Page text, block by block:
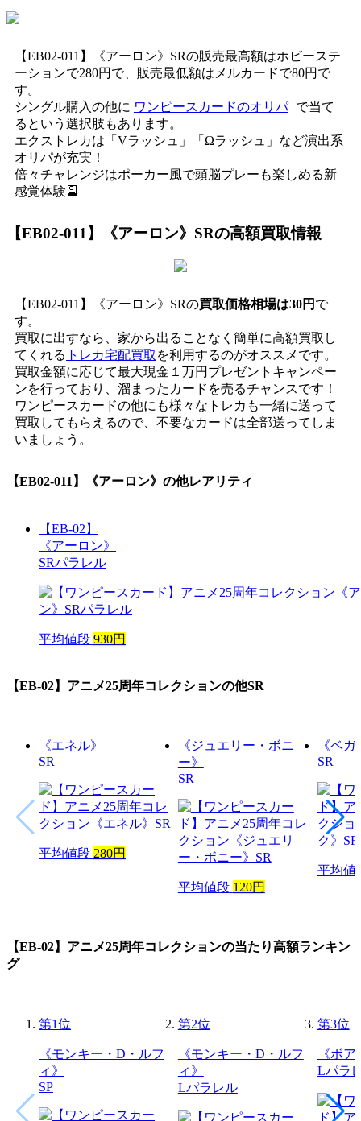
【EB02-011】《アーロン》SRの販売最高額はホビーステ
ーションで280円で、販売最低額はメルカードで80円で
す。
シングル購入の他に ワンピースカードのオリパ で当て
るという選択肢もあります。
エクストレカは「Vラッシュ」「Ωラッシュ」など演出系
オリパが充実！
倍々チャレンジはポーカー風で頭脳プレーも楽しめる新
感覚体験🎴
【EB02-011】《アーロン》SRの高額買取情報
【EB02-011】《アーロン》SRの買取価格相場は30円 で
す。
買取に出すなら、家から出ることなく簡単に高額買取し
てくれる トレカ宅配買取 を利用するのがオススメです。
買取金額に応じて最大現金１万円プレゼントキャンペー
ンを行っており、溜まったカードを売るチャンスです！
ワンピースカードの他にも様々なトレカも一緒に送って
買取してもらえるので、不要なカードは全部送ってしま
いましょう。
【EB02-011】《アーロン》 の他レアリティ
【EB-02】
《アーロン》
SRパラレル
平均値段 930円
【EB-02】アニメ25周年コレクションの他SR
《エネル》
SR
平均値段 280円
《ジュエリー・ボニ
ー》
SR
平均値段 120円
《ベ
SR
平均値
【EB-02】アニメ25周年コレクションの当たり高額ランキン
グ
第1位
《モンキー・D・ルフ
ィ》
SP
第2位
《モンキー・D・ルフ
ィ》
Lパラレル
第3位
《ボ
Lパラ